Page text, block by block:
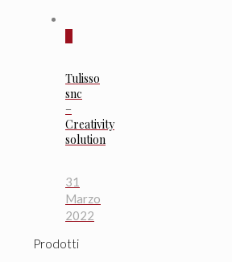
Tulisso
snc
–
Creativity
solution
31
Marzo
2022
Prodotti